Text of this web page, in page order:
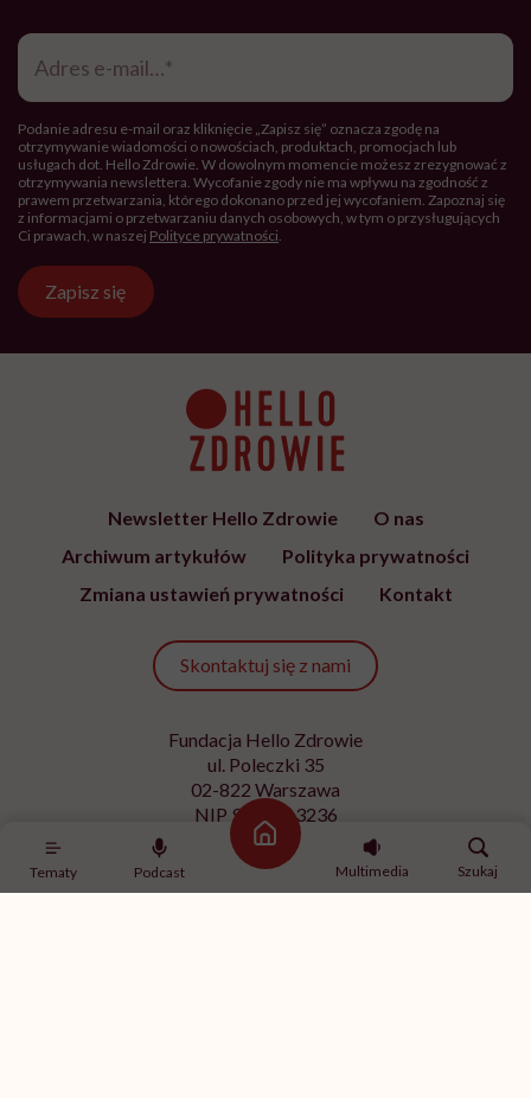
Tematy Podcast
Strona główna
Multimedia
Szukaj
Adres
mail*
Podanie adresu e-mail oraz kliknięcie „Zapisz się” oznacza zgodę na
otrzymywanie wiadomości o nowościach, produktach, promocjach lub
usługach dot. Hello Zdrowie. W dowolnym momencie możesz zrezygnować z
otrzymywania newslettera. Wycofanie zgody nie ma wpływu na zgodność z
prawem przetwarzania, którego dokonano przed jej wycofaniem. Zapoznaj się
z informacjami o przetwarzaniu danych osobowych, w tym o przysługujących
Ci prawach, w naszej Polityce prywatności.
Zapisz się
Newsletter Hello Zdrowie
O nas
Archiwum artykułów
Polityka prywatności
Zmiana ustawień prywatności
Kontakt
Skontaktuj się z nami
Fundacja Hello Zdrowie
ul. Poleczki 35
02-822 Warszawa
NIP 9512613236
Kontakt z redakcją
redakcja@hellozdrowie.pl